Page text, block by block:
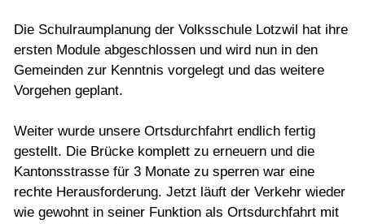
Die Schulraumplanung der Volksschule Lotzwil hat ihre
ersten Module abgeschlossen und wird nun in den
Gemeinden zur Kenntnis vorgelegt und das weitere
Vorgehen geplant.
Weiter wurde unsere Ortsdurchfahrt endlich fertig
gestellt. Die Brücke komplett zu erneuern und die
Kantonsstrasse für 3 Monate zu sperren war eine
rechte Herausforderung. Jetzt läuft der Verkehr wieder
wie gewohnt in seiner Funktion als Ortsdurchfahrt mit